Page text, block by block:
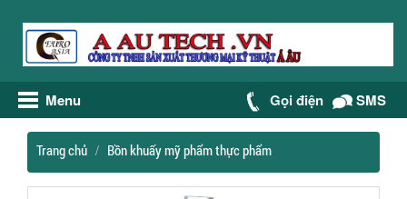
Menu Gọi điện SMS
Trang chủ Bồn khuấy mỹ phẩm thực phẩm